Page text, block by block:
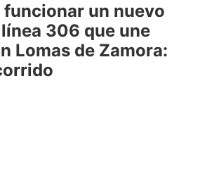
funcionar un nuevo
306 que une
Lomas de Zamora: